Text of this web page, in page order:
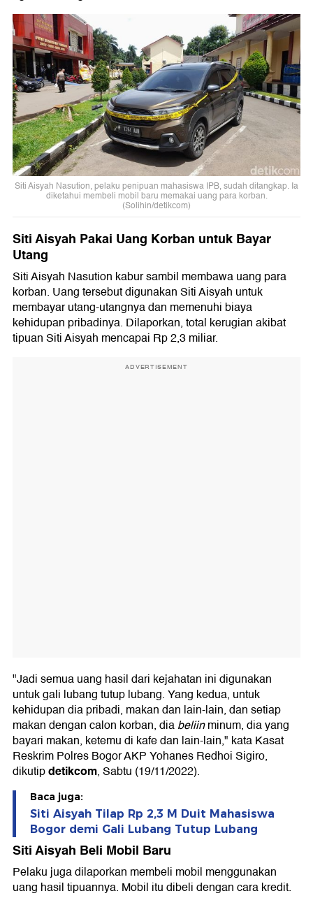
Siti Aisyah Nasution, pelaku penipuan mahasiswa IPB, sudah ditangkap. Ia
diketahui membeli mobil baru memakai uang para korban.
(Solihin/detikcom)
Siti Aisyah Pakai Uang Korban untuk Bayar
Utang
Siti Aisyah Nasution kabur sambil membawa uang para
korban. Uang tersebut digunakan Siti Aisyah untuk
membayar utang-utangnya dan memenuhi biaya
kehidupan pribadinya. Dilaporkan, total kerugian akibat
tipuan Siti Aisyah mencapai Rp 2,3 miliar.
ADVERTISEMENT
"Jadi semua uang hasil dari kejahatan ini digunakan
untuk gali lubang tutup lubang. Yang kedua, untuk
kehidupan dia pribadi, makan dan lain-lain, dan setiap
makan dengan calon korban, diabeliinminum, dia yang
bayari makan, ketemu di kafe dan lain-lain," kata Kasat
Reskrim Polres Bogor AKP Yohanes Redhoi Sigiro,
dikutipdetikcom, Sabtu (19/11/2022).
Baca juga:
Siti Aisyah Tilap Rp 2,3 M Duit Mahasiswa
Bogor demi Gali Lubang Tutup Lubang
Siti Aisyah Beli Mobil Baru
Pelaku juga dilaporkan membeli mobil menggunakan
uang hasil tipuannya. Mobil itu dibeli dengan cara kredit.